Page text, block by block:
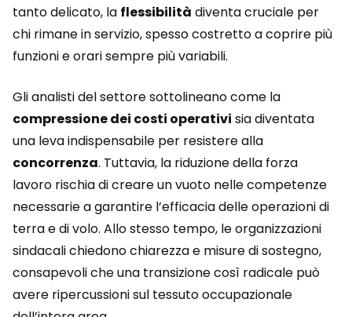
tanto delicato, la flessibilità diventa cruciale per
chi rimane in servizio, spesso costretto a coprire più
funzioni e orari sempre più variabili.
Gli analisti del settore sottolineano come la
compressione dei costi operativi sia diventata
una leva indispensabile per resistere alla
concorrenza. Tuttavia, la riduzione della forza
lavoro rischia di creare un vuoto nelle competenze
necessarie a garantire l’efficacia delle operazioni di
terra e di volo. Allo stesso tempo, le organizzazioni
sindacali chiedono chiarezza e misure di sostegno,
consapevoli che una transizione così radicale può
avere ripercussioni sul tessuto occupazionale